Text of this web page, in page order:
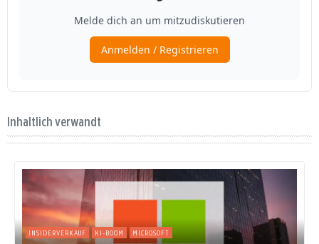
Inhaltlich verwandt
INSIDERVERKAUF KI-BOOM MICROSOFT